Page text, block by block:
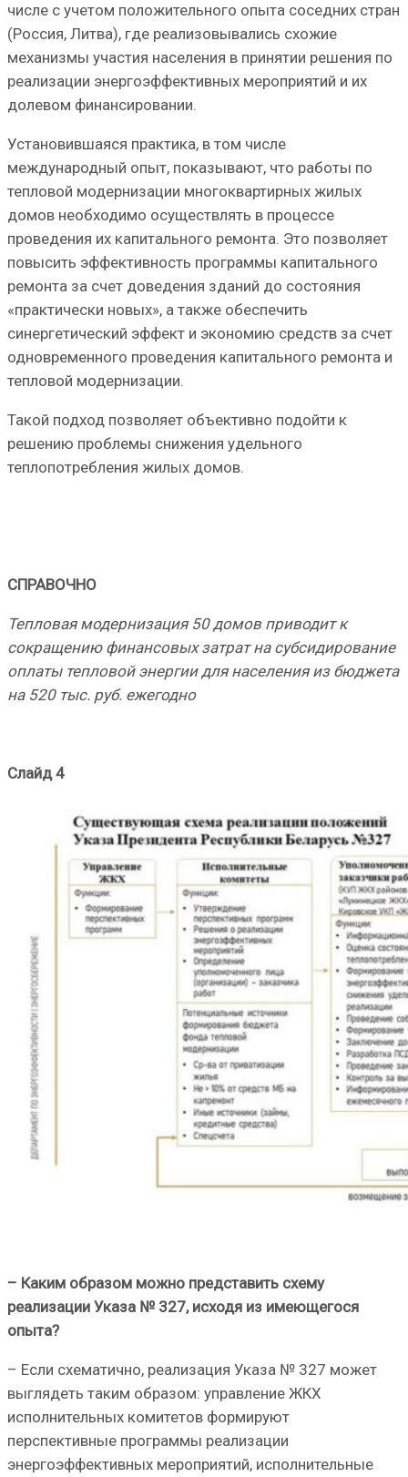
числе с учетом положительного опыта соседних стран
(Россия, Литва), где реализовывались схожие
механизмы участия населения в принятии решения по
реализации энергоэффективных мероприятий и их
долевом финансировании.
Установившаяся практика, в том числе
международный опыт, показывают, что работы по
тепловой модернизации многоквартирных жилых
домов необходимо осуществлять в процессе
проведения их капитального ремонта. Это позволяет
повысить эффективность программы капитального
ремонта за счет доведения зданий до состояния
«практически новых», а также обеспечить
синергетический эффект и экономию средств за счет
одновременного проведения капитального ремонта и
тепловой модернизации.
Такой подход позволяет объективно подойти к
решению проблемы снижения удельного
теплопотребления жилых домов.
СПРАВОЧНО
Тепловая модернизация 50 домов приводит к
сокращению финансовых затрат на субсидирование
оплаты тепловой энергии для населения из бюджета
на 520 тыс. руб. ежегодно
Слайд 4
– Каким образом можно представить схему
реализации Указа № 327, исходя из имеющегося
опыта?
– Если схематично, реализация Указа № 327 может
выглядеть таким образом: управление ЖКХ
исполнительных комитетов формируют
перспективные программы реализации
энергоэффективных мероприятий, исполнительные